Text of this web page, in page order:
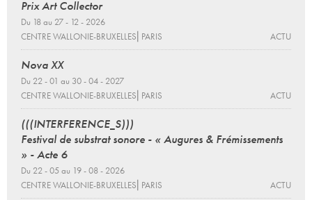
Prix Art Collector
Du 18 au 27 - 12 - 2026
CENTRE WALLONIE-BRUXELLES⎜PARIS
ACTU
Nova XX
Du 22 - 01 au 30 - 04 - 2027
CENTRE WALLONIE-BRUXELLES⎜PARIS
ACTU
(((INTERFERENCE_S)))
Festival de substrat sonore - « Augures & Frémissements
» - Acte 6
Du 22 - 05 au 19 - 08 - 2026
CENTRE WALLONIE-BRUXELLES⎜PARIS
ACTU